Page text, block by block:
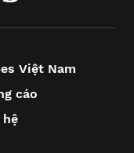
Việt Nam
cáo
hệ